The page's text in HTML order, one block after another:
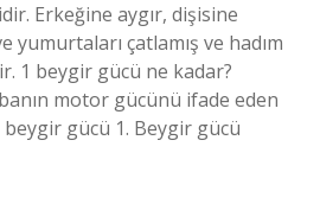
Erkeğine aygır, dişisine
yumurtaları çatlamış ve hadım
1 beygir gücü ne kadar?
motor gücünü ifade eden
gücü 1. Beygir gücü